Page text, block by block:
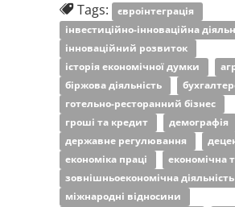
Tags: євроінтеграція
інвестиційно-інноваційна
інноваційний розвиток
історія економічної думки
біржова діяльність
готельно-ресторанний бізнес
гроші та кредит
демографія
державне регулювання
економіка праці
економічна
зовнішньоекономічна діяльність
міжнародні відносини